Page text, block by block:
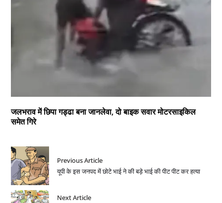
जलभराव में छिपा गड्ढा बना जानलेवा, दो बाइक सवार मोटरसाइकिल
समेत गिरे
Previous Article
यूपी के इस जनपद में छोटे भाई ने की बड़े भाई की पीट पीट कर हत्या
Next Article